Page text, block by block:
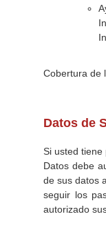
Cobertura de
Datos de
Si usted tiene
Datos debe
de sus datos
seguir los
autorizado